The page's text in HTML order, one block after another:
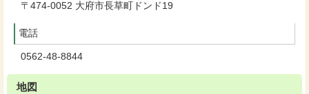
〒474-0052 大府市長草町ドンド19
電話
0562-48-8844
地図